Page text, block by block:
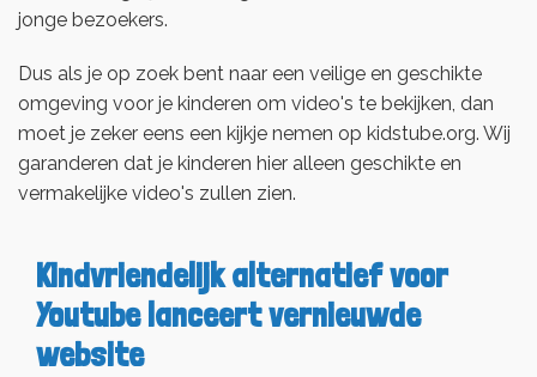
jonge bezoekers.
Dus als je op zoek bent naar een veilige en geschikte
omgeving voor je kinderen om video's te bekijken, dan
moet je zeker eens een kijkje nemen op kidstube.org. Wij
garanderen dat je kinderen hier alleen geschikte en
vermakelijke video's zullen zien.
Kindvriendelijk alternatief voor
Youtube lanceert vernieuwde
website